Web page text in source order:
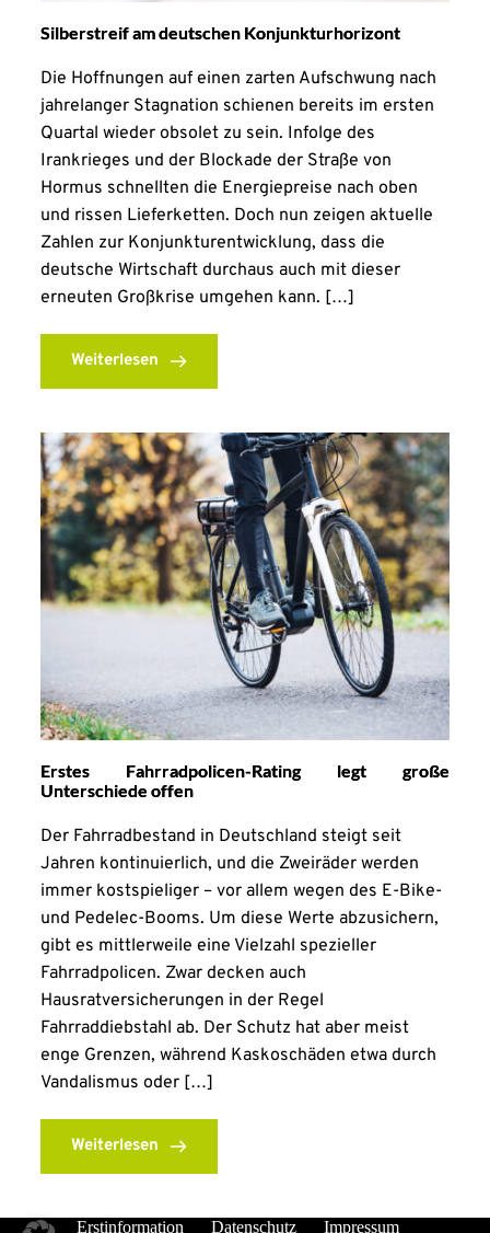
Silberstreif am deutschen Konjunkturhorizont
Die Hoffnungen auf einen zarten Aufschwung nach
jahrelanger Stagnation schienen bereits im ersten
Quartal wieder obsolet zu sein. Infolge des
Irankrieges und der Blockade der Straße von
Hormus schnellten die Energiepreise nach oben
und rissen Lieferketten. Doch nun zeigen aktuelle
Zahlen zur Konjunkturentwicklung, dass die
deutsche Wirtschaft durchaus auch mit dieser
erneuten Großkrise umgehen kann. […]
Weiterlesen
Erstes Fahrradpolicen-Rating legt große
Unterschiede offen
Der Fahrradbestand in Deutschland steigt seit
Jahren kontinuierlich, und die Zweiräder werden
immer kostspieliger – vor allem wegen des E-Bike-
und Pedelec-Booms. Um diese Werte abzusichern,
gibt es mittlerweile eine Vielzahl spezieller
Fahrradpolicen. Zwar decken auch
Hausratversicherungen in der Regel
Fahrraddiebstahl ab. Der Schutz hat aber meist
enge Grenzen, während Kaskoschäden etwa durch
Vandalismus oder […]
Weiterlesen
Erstinformation Datenschutz Impressum